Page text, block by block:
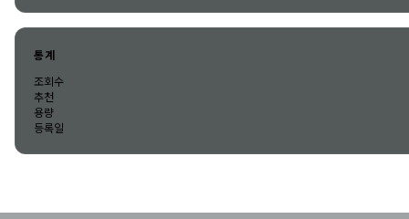
통계
조회수
추천
용량
등록일